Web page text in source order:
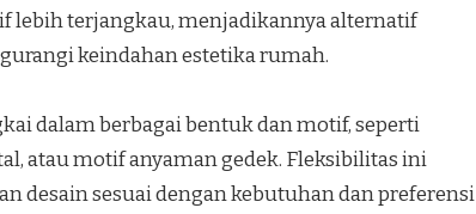
lebih terjangkau, menjadikannya alternatif
keindahan estetika rumah.
dalam berbagai bentuk dan motif, seperti
atau motif anyaman gedek. Fleksibilitas ini
desain sesuai dengan kebutuhan dan preferensi